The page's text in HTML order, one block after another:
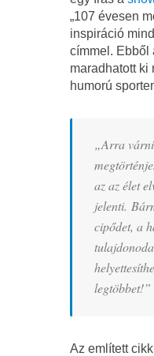
„107 évesen
inspiráció
címmel. Ebből
maradhatott ki
humorú
„Arra
az az élet
jelenti.
cipődet, a
Az említett